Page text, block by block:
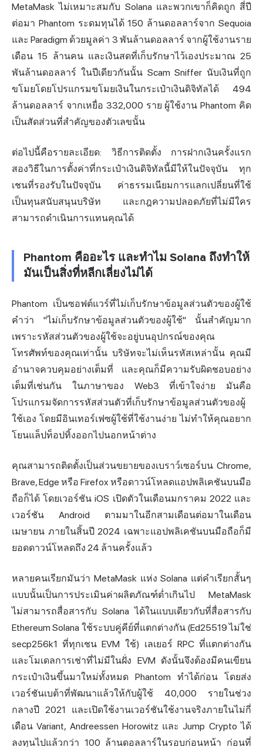
MetaMask ไม่เหมาะสมกับ Solana และพวกเขาก็คิดถูก สี่ปี
ต่อมา Phantom ระดมทุนได้ 150 ล้านดอลลาร์จาก Sequoia
และ Paradigm ด้วยมูลค่า 3 พันล้านดอลลาร์ จากผู้ใช้งานราย
เดือน 15 ล้านคน และเงินสดที่เก็บรักษาไว้เองประมาณ 25
พันล้านดอลลาร์ ในปีเดียวกันนั้น Scam Sniffer นับเงินที่ถูก
ขโมยโดยโปรแกรมขโมยเงินในกระเป๋าเงินดิจิทัลได้ 494
ล้านดอลลาร์ จากเหยื่อ 332,000 ราย ผู้ใช้งาน Phantom คิด
เป็นสัดส่วนที่สำคัญของตัวเลขนั้น
ต่อไปนี้คือรายละเอียด: วิธีการติดตั้ง การฝากเงินครั้งแรก
สองวิธีในการตั้งค่าที่กระเป๋าเงินดิจิทัลนี้มีให้ในปัจจุบัน ทุก
เชนที่รองรับในปัจจุบัน ค่าธรรมเนียมการแลกเปลี่ยนที่ใช้
เป็นทุนสนับสนุนบริษัท และกฎความปลอดภัยที่ไม่มีใคร
สามารถดำเนินการแทนคุณได้
Phantom คืออะไร และทำไม Solana ถึงทำให้
มันเป็นสิ่งที่หลีกเลี่ยงไม่ได้
Phantom เป็นซอฟต์แวร์ที่ไม่เก็บรักษาข้อมูลส่วนตัวของผู้ใช้
คำว่า "ไม่เก็บรักษาข้อมูลส่วนตัวของผู้ใช้" นั้นสำคัญมาก
เพราะรหัสส่วนตัวของผู้ใช้จะอยู่บนอุปกรณ์ของคุณ
โทรศัพท์ของคุณเท่านั้น บริษัทจะไม่เห็นรหัสเหล่านั้น คุณมี
อำนาจควบคุมอย่างเต็มที่ และคุณก็มีความรับผิดชอบอย่าง
เต็มที่เช่นกัน ในภาษาของ Web3 ที่เข้าใจง่าย มันคือ
โปรแกรมจัดการรหัสส่วนตัวที่เก็บรักษาข้อมูลส่วนตัวของผู้
ใช้เอง โดยมีอินเทอร์เฟซผู้ใช้ที่ใช้งานง่าย ไม่ทำให้คุณอยาก
โยนแล็ปท็อปทิ้งออกไปนอกหน้าต่าง
คุณสามารถติดตั้งเป็นส่วนขยายของเบราว์เซอร์บน Chrome,
Brave, Edge หรือ Firefox หรือดาวน์โหลดแอปพลิเคชันบนมือ
ถือก็ได้ โดยเวอร์ชัน iOS เปิดตัวในเดือนมกราคม 2022 และ
เวอร์ชัน Android ตามมาในอีกสามเดือนต่อมาในเดือน
เมษายน ภายในสิ้นปี 2024 เฉพาะแอปพลิเคชันบนมือถือก็มี
ยอดดาวน์โหลดถึง 24 ล้านครั้งแล้ว
หลายคนเรียกมันว่า MetaMask แห่ง Solana แต่คำเรียกสั้นๆ
แบบนั้นเป็นการประเมินค่าผลิตภัณฑ์ต่ำเกินไป MetaMask
ไม่สามารถสื่อสารกับ Solana ได้ในแบบเดียวกับที่สื่อสารกับ
Ethereum Solana ใช้ระบบคู่คีย์ที่แตกต่างกัน (Ed25519 ไม่ใช่
secp256k1 ที่ทุกเชน EVM ใช้) เลเยอร์ RPC ที่แตกต่างกัน
และโมเดลการเช่าที่ไม่มีในฝั่ง EVM ดังนั้นจึงต้องมีคนเขียน
กระเป๋าเงินขึ้นมาใหม่ทั้งหมด Phantom ทำได้ก่อน โดยส่ง
เวอร์ชันเบต้าที่พัฒนาแล้วให้กับผู้ใช้ 40,000 รายในช่วง
กลางปี 2021 และเปิดใช้งานเวอร์ชันใช้งานจริงภายในไม่กี่
เดือน Variant, Andreessen Horowitz และ Jump Crypto ได้
ลงทุนไปแล้วกว่า 100 ล้านดอลลาร์ในรอบก่อนหน้า ก่อนที่